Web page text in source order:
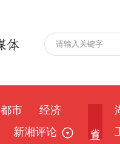
都市
经济
新湘评论